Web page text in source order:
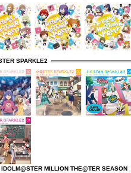
SPARKLE2
MILLION THE@TER SEASON